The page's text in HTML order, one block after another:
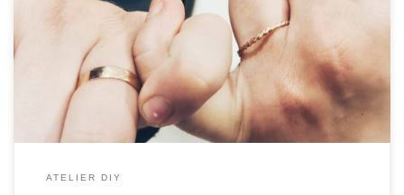
Lors d’un Week-end au cœur de l’Ardèche, vous créez
mutuellement vos alliances.
ATELIER DIY